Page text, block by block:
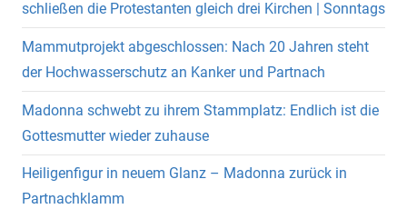
schließen die Protestanten gleich drei Kirchen | Sonntags
Mammutprojekt abgeschlossen: Nach 20 Jahren steht
der Hochwasserschutz an Kanker und Partnach
Madonna schwebt zu ihrem Stammplatz: Endlich ist die
Gottesmutter wieder zuhause
Heiligenfigur in neuem Glanz – Madonna zurück in
Partnachklamm